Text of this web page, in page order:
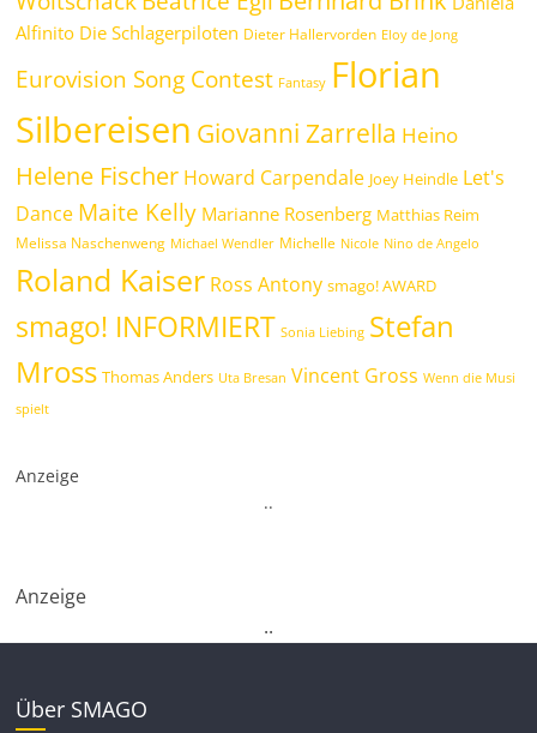
Alfinito Die Schlagerpiloten Dieter Hallervorden Eloy de Jong
Eurovision Song Contest Fantasy Florian
Silbereisen Giovanni Zarrella Heino
Helene Fischer Howard Carpendale Joey Heindle Let's
Dance Maite Kelly Marianne Rosenberg Matthias Reim
Melissa Naschenweng Michael Wendler Michelle Nicole Nino de Angelo
Roland Kaiser Ross Antony smago! AWARD
smago! INFORMIERT Sonia Liebing Stefan
Mross Thomas Anders Uta Bresan Vincent Gross Wenn die Musi
spielt
Anzeige
..
Anzeige
..
Über SMAGO